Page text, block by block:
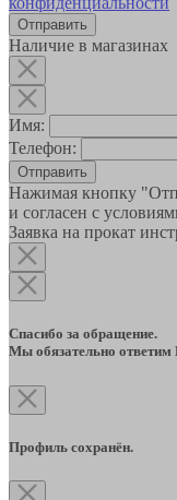
Наличие в магазинах
Имя:
Телефон:
Отправить
Нажимая кнопку
и согласен с
Заявка на прокат
Спасибо за обращение.
Мы обязательно
Профиль сохранён.